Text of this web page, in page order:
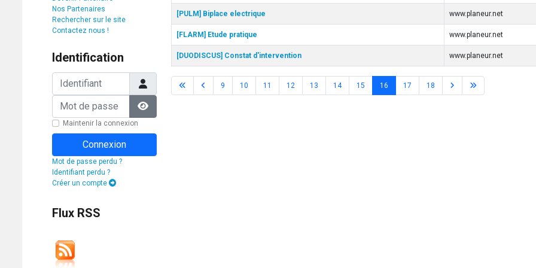
Nos Partenaires
Rechercher sur le site
Contactez nous !
Identification
Identifiant
Mot de passe
Afficher le mot de passe
Maintenir la connexion
Connexion
Mot de passe perdu ?
Identifiant perdu ?
Créer un compte
Flux RSS
[PULM] Biplace electrique www.planeur.net
[FLARM] Etude pratique www.planeur.net
[DUODISCUS] Constat d'intervention www.planeur.net
9 10 11 12 13 14 15 16 17 18